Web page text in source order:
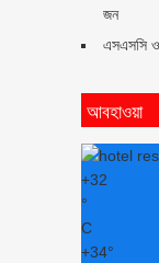
জন
এসএসসি ও
আবহাওয়া
+32
°
C
+34°